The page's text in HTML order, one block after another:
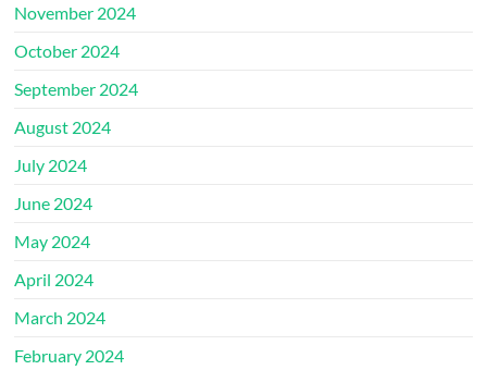
November 2024
October 2024
September 2024
August 2024
July 2024
June 2024
May 2024
April 2024
March 2024
February 2024